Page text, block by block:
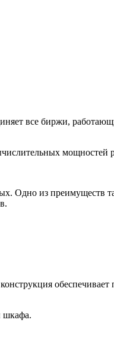
все биржи,
мощностей
Одно из преимуществ
обеспечивает
шкафа.